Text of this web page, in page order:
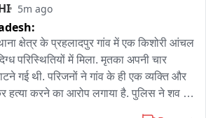
ने झारखंड प्रदेश कांग्रेस कमेटी के विभिन्न
से जानकारी ली। उन्होंने हमारी प्रदेश
कमेटियों, मंडल कमेटियों और पंचायत
की..."
5m ago
क्षेत्र के प्रहलादपुर गांव में एक किशोरी आंचल
परिस्थितियों में मिला. मृतका अपनी चार
गई थी. परिजनों ने गांव के ही एक व्यक्ति और
हत्या करने का आरोप लगाया है. पुलिस ने शव को